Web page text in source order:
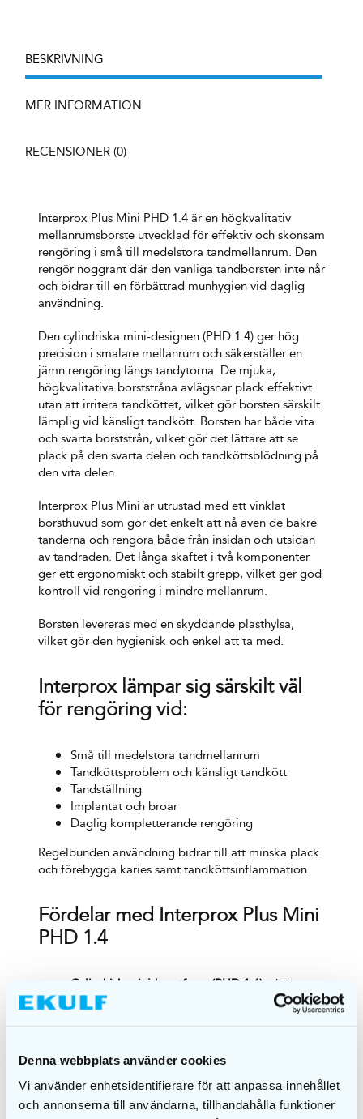
Denna webbplats använder cookies
Vi använder enhetsidentifierare för att anpassa innehållet
och annonserna till användarna, tillhandahålla funktioner
BESKRIVNING
MER INFORMATION
RECENSIONER (0)
Interprox Plus Mini PHD 1.4 är en högkvalitativ
mellanrumsborste utvecklad för effektiv och skonsam
rengöring i små till medelstora tandmellanrum. Den
rengör noggrant där den vanliga tandborsten inte når
och bidrar till en förbättrad munhygien vid daglig
användning.
Den cylindriska mini-designen (PHD 1.4) ger hög
precision i smalare mellanrum och säkerställer en
jämn rengöring längs tandytorna. De mjuka,
högkvalitativa borststråna avlägsnar plack effektivt
utan att irritera tandköttet, vilket gör borsten särskilt
lämplig vid känsligt tandkött. Borsten har både vita
och svarta borststrån, vilket gör det lättare att se
plack på den svarta delen och tandköttsblödning på
den vita delen.
Interprox Plus Mini är utrustad med ett vinklat
borsthuvud som gör det enkelt att nå även de bakre
tänderna och rengöra både från insidan och utsidan
av tandraden. Det långa skaftet i två komponenter
ger ett ergonomiskt och stabilt grepp, vilket ger god
kontroll vid rengöring i mindre mellanrum.
Borsten levereras med en skyddande plasthylsa,
vilket gör den hygienisk och enkel att ta med.
Interprox lämpar sig särskilt väl
för rengöring vid:
Små till medelstora tandmellanrum
Tandköttsproblem och känsligt tandkött
Tandställning
Implantat och broar
Daglig kompletterande rengöring
Regelbunden användning bidrar till att minska plack
och förebygga karies samt tandköttsinflammation.
Fördelar med Interprox Plus Mini
PHD 1.4
Cylindrisk mini-borstform (PHD 1.4) – hög
precision i mindre mellanrum
– förbättrad åtkomst även
Mjuka borststrån
– skonsam och effektiv
rengöring
Ergonomiskt 2-komponentshandtag– stabilt
grepp och precision